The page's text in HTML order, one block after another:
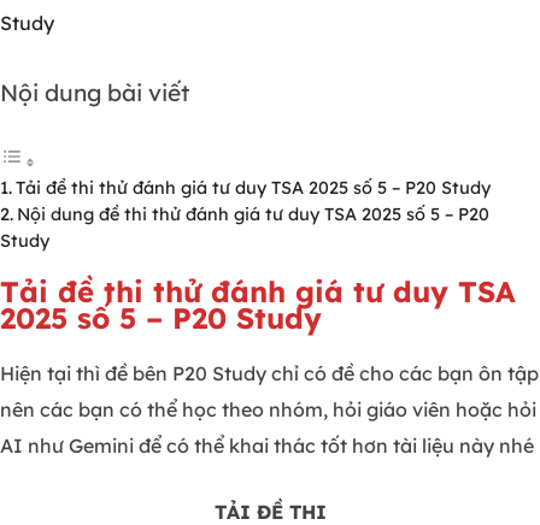
Study
Nội dung bài viết
Tải đề thi thử đánh giá tư duy TSA 2025 số 5 – P20 Study
Nội dung đề thi thử đánh giá tư duy TSA 2025 số 5 – P20
Study
Tải đề thi thử đánh giá tư duy TSA
2025 số 5 – P20 Study
Hiện tại thì đề bên P20 Study chỉ có đề cho các bạn ôn tập
nên các bạn có thể học theo nhóm, hỏi giáo viên hoặc hỏi
AI như Gemini để có thể khai thác tốt hơn tài liệu này nhé
TẢI ĐỀ THI